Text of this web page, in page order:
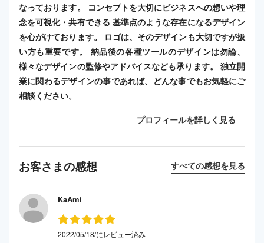
なっております。 コンセプトを大切にビジネスへの想いや理
念を可視化・共有できる 基準点のような存在になるデザイン
を心がけております。 ロゴは、そのデザインも大切ですが扱
い方も重要です。 納品後の各種ツールのデザインは勿論、
様々なデザインの監修やアドバイスなども承ります。 独立開
業に関わるデザインの事であれば、どんな事でもお気軽にご
相談ください。
プロフィールを詳しく見る
お客さまの感想 すべての感想を見る
KaAmi
2022/05/18/にレビュー済み